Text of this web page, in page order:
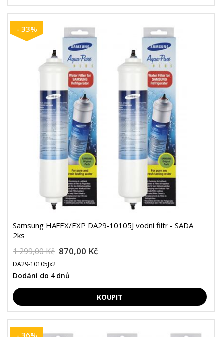
- 33%
Samsung HAFEX/EXP DA29-10105J vodní filtr - SADA
2ks
1 299,00 Kč 870,00 Kč
DA29-10105Jx2
Dodání do 4 dnů
- 36%